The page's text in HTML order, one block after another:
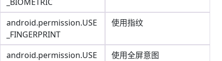
android.permission.USE
_FINGERPRINT
使用指纹
android.permission.USE
使用全屏意图